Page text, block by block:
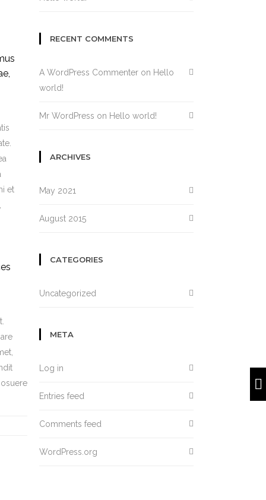
et
RECENT COMMENTS
A WordPress Commenter on Hello
world!
Mr WordPress on Hello world!
ARCHIVES
May 2021
August 2015
CATEGORIES
Uncategorized
META
Log in
Entries feed
Comments feed
WordPress.org